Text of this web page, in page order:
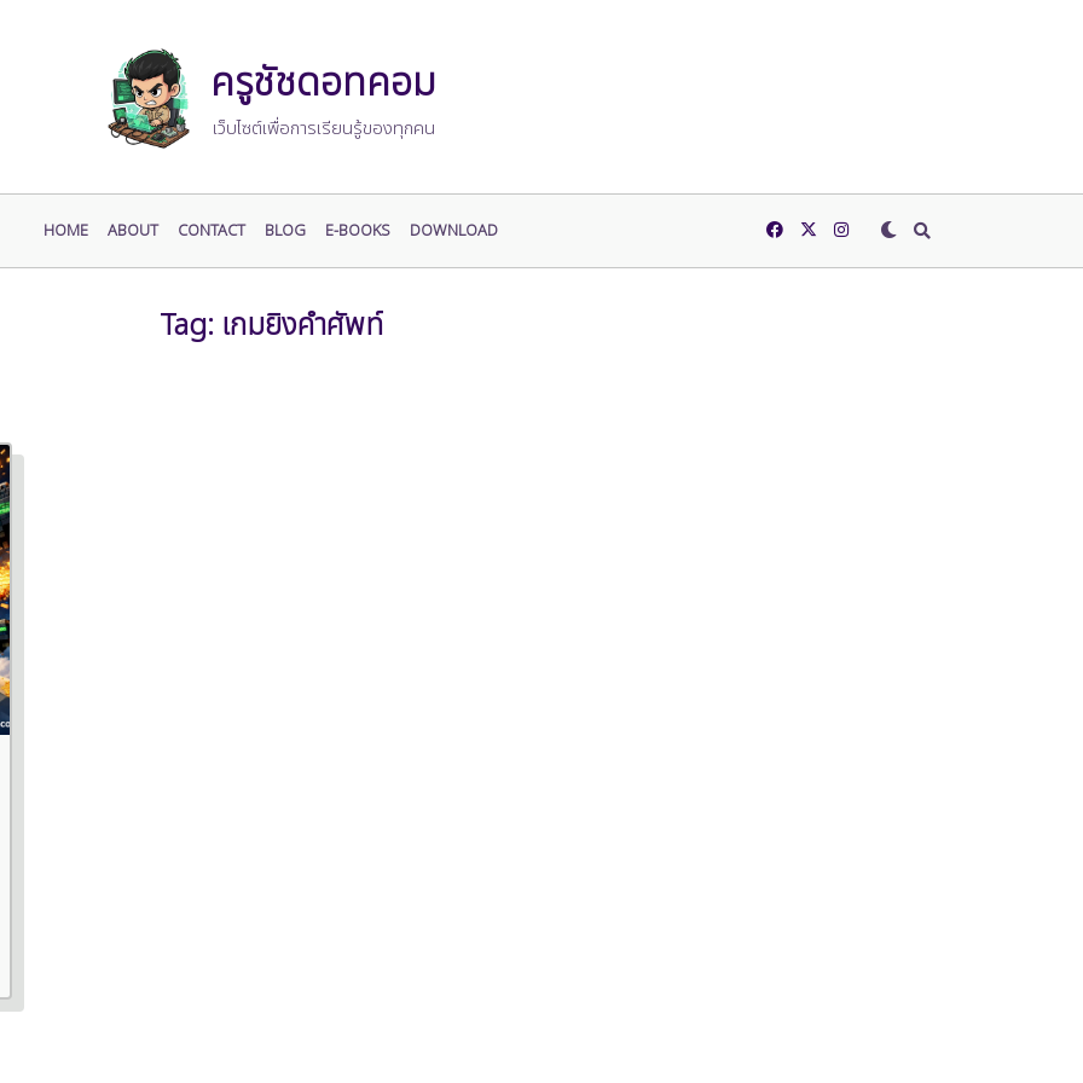
ครูชัชดอทคอม
เว็บไซต์เพื่อการเรียนรู้ของทุกคน
HOME ABOUT CONTACT BLOG E-BOOKS DOWNLOAD
Tag: เกมยิงคำศัพท์